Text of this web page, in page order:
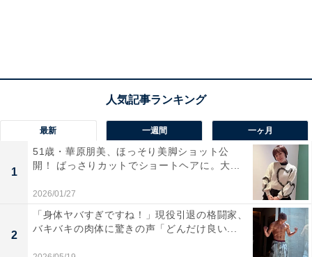
最新 一週間 一ヶ月
1
51歳・華原朋美、ほっそり美脚ショット公
開！ ばっさりカットでショートヘアに。大...
2026/01/27
2
「身体ヤバすぎですね！」現役引退の格闘家、
バキバキの肉体に驚きの声「どんだけ良い...